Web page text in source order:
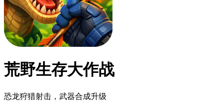
荒野生存大作战
恐龙狩猎射击，武器合成升级